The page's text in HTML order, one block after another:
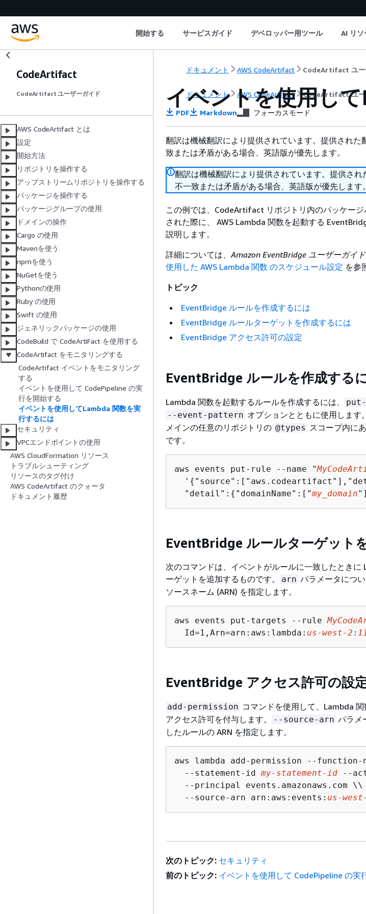
開始する サービスガイド デベロッパー用ツール AI リソ
CodeArtifact
CodeArtifact ユーザーガイド
AWS CodeArtifact とは
設定
開始方法
リポジトリを操作する
アップストリームリポジトリを操作する
パッケージを操作する
パッケージグループの使用
ドメインの操作
Cargo の使用
Mavenを使う
npmを使う
NuGetを使う
Pythonの使用
Ruby の使用
Swift の使用
ジェネリックパッケージの使用
CodeBuild で CodeArtiFact を使用する
CodeArtifact をモニタリングする
CodeArtifact イベントをモニタリング
する
イベントを使用して CodePipeline の実
行を開始する
イベントを使用してLambda 関数を実
行するには
セキュリティ
VPCエンドポイントの使用
AWS CloudFormation リソース
トラブルシューティング
リソースのタグ付け
AWS CodeArtifact のクォータ
ドキュメント履歴
ドキュメント AWS CodeArtifact CodeArtifact ユー
ドキュメント AWS CodeArtifact CodeArtifact ユー
イベントを使用し
PDF Markdown フォーカスモード
翻訳は機械翻訳により提供されています。提供された
致または矛盾がある場合、英語版が優先します。
翻訳は機械翻訳により提供されています。提供され
不一致または矛盾がある場合、英語版が優先します。
この例では、CodeArtifact リポジトリ内のパッケー
された際に、 AWS Lambda 関数を起動する
説明します。
詳細については、Amazon EventBridge ユーザーガイド
使用した AWS Lambda 関数 のスケジュール設定 を参
トピック
EventBridge ルールを作成するには
EventBridge ルールターゲットを作成するには
EventBridge アクセス許可の設定
EventBridge ルールを作成する
Lambda 関数を起動するルールを作成するには、
--event-pattern オプションとともに使用します
メインの任意のリポジトリの @types スコープ内に
です。
aws events put-rule --name "
  '
{
  "detail":
{ "domainName":["my_domain
EventBridge ルールターゲット
次のコマンドは、イベントがルールに一致したときに
ーゲットを追加するものです。
arn パラメータにつ
ソースネーム (ARN) を指定します。
aws events put-targets --rule
  Id=1,Arn=arn:aws:lambda:
us-west-2 :
EventBridge アクセス許可の設
add-permission コマンドを使用して、Lambda
アクセス許可を付与します。
--source-arn パラメ
したルールの ARN を指定します。
aws lambda add-permission --function-
  --statement-id
my-statement-id --
  --principal events.amazonaws.com \\
  --source-arn arn:aws:events:
us-
次のトピック: セキュリティ
前のトピック: イベントを使用して CodePipeline の実